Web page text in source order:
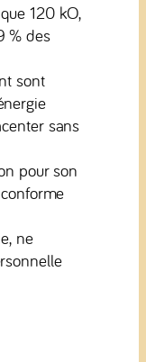
120 kO,
% des
sont
sans
pour son
ne